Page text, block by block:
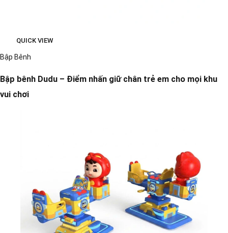
QUICK VIEW
Bập Bênh
Bập bênh Dudu – Điểm nhấn giữ chân trẻ em cho mọi khu
vui chơi